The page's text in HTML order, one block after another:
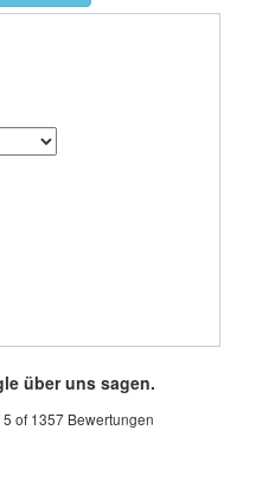
über uns sagen.
5 of 1357 Bewertungen